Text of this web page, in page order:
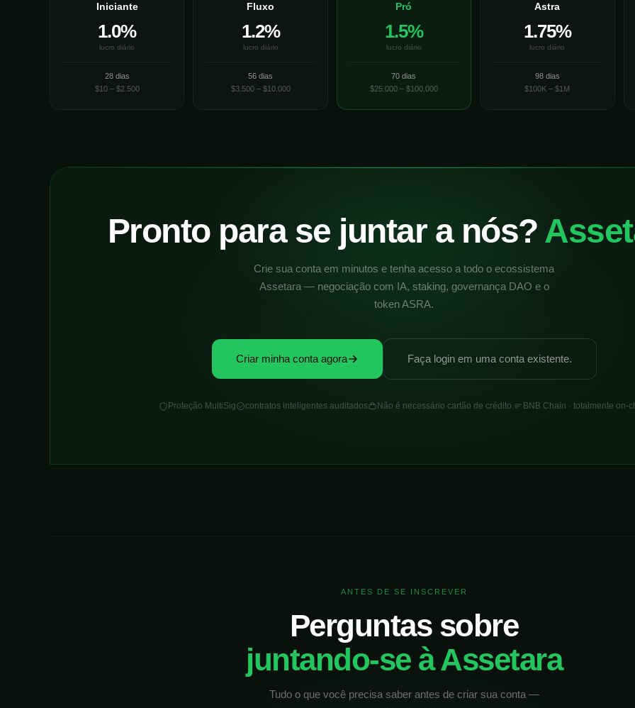
Iniciante
1.0%
lucro diário
28 dias
$10 – $2.500
Fluxo
1.2%
lucro diário
56 dias
$3.500 – $10.000
Pró
1.5%
lucro diário
70 dias
$25.000 – $100.000
Astra
1.75%
lucro diário
98 dias
$100K – $1M
Pronto para se juntar a nós?
Crie sua conta em minutos e tenha acesso a todo o ecossistema
Assetara — negociação com IA, staking, governança DAO e o
token ASRA.
Criar minha conta agora Faça login em uma conta existente.
Proteção MultiSig contratos inteligentes auditados Não é necessário cartão de crédito. BNB Chain · totalmente on-
ANTES DE SE INSCREVER
Perguntas sobre
juntando-se à Assetara
Tudo o que você precisa saber antes de criar sua conta —